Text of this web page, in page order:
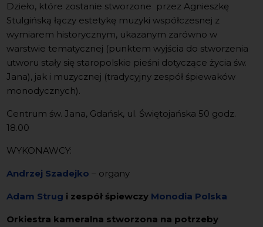
Dzieło, które zostanie stworzone przez Agnieszkę
Stulgińską łączy estetykę muzyki współczesnej z
wymiarem historycznym, ukazanym zarówno w
warstwie tematycznej (punktem wyjścia do stworzenia
utworu stały się staropolskie pieśni dotyczące życia św.
Jana), jak i muzycznej (tradycyjny zespół śpiewaków
monodycznych).
Centrum św. Jana, Gdańsk, ul. Świętojańska 50 godz.
18.00
WYKONAWCY:
Andrzej Szadejko – organy
Adam Strug i zespół śpiewczy Monodia Polska
Orkiestra kameralna stworzona na potrzeby